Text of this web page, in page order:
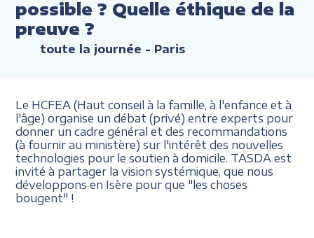
possible ? Quelle éthique de la
preuve ?
toute la journée - Paris
Le HCFEA (Haut conseil à la famille, à l'enfance et à
l'âge) organise un débat (privé) entre experts pour
donner un cadre général et des recommandations
(à fournir au ministère) sur l'intérêt des nouvelles
technologies pour le soutien à domicile. TASDA est
invité à partager la vision systémique, que nous
développons en Isère pour que "les choses
bougent" !